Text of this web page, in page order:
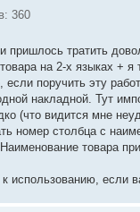
360
пришлось тратить
на 2-х языках +
поручить эту
накладной. Тут
(что видится мне
номер столбца с
товара
использованию, если